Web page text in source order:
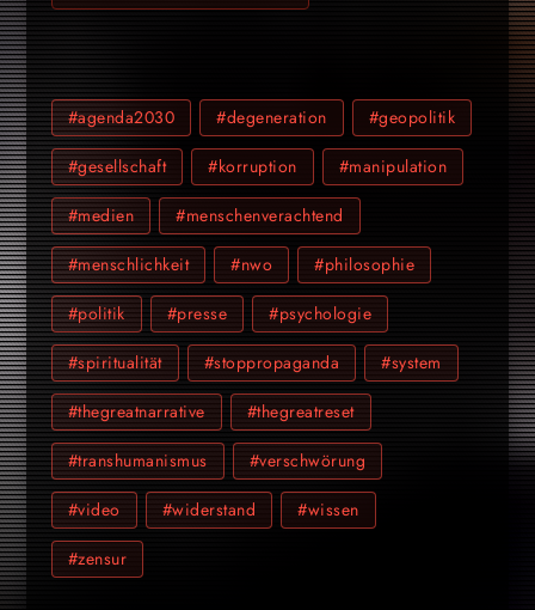
#agenda2030 #degeneration #geopolitik
#gesellschaft #korruption #manipulation
#medien #menschenverachtend
#menschlichkeit #nwo #philosophie
#politik #presse #psychologie
#spiritualität #stoppropaganda #system
#thegreatnarrative #thegreatreset
#transhumanismus #verschwörung
#video #widerstand #wissen
#zensur